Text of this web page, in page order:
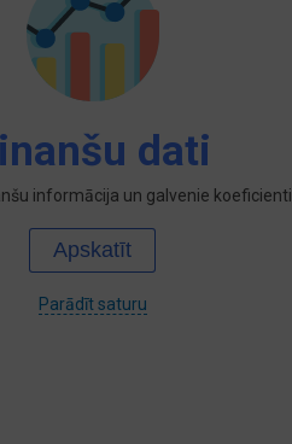
dati
informācija un galvenie koeficienti
Apskatīt
Parādīt saturu